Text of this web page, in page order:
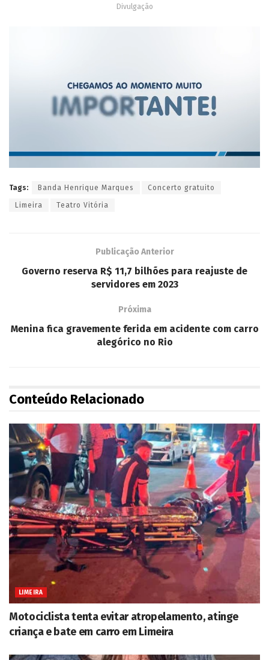
Divulgação
Tags: Banda Henrique Marques Concerto gratuito
Limeira Teatro Vitória
Publicação Anterior
Governo reserva R$ 11,7 bilhões para reajuste de
servidores em 2023
Próxima
Menina fica gravemente ferida em acidente com carro
alegórico no Rio
Conteúdo Relacionado
LIMEIRA
Motociclista tenta evitar atropelamento, atinge
criança e bate em carro em Limeira